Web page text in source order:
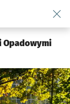
Środowisko we
Opadowymi